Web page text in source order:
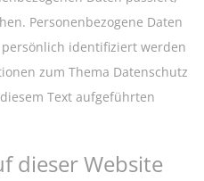
Personenbezogene Daten
identifiziert werden
zum Thema Datenschutz
Text aufgeführten
dieser Website